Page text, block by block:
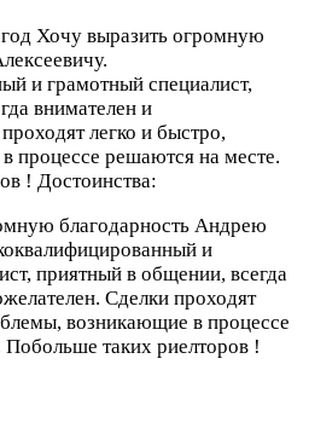
Хочу выразить огромную
и грамотный специалист,
внимателен и
легко и быстро,
процессе решаются на месте.
! Достоинства:
благодарность Андрею
и
приятный в общении, всегда
Сделки проходят
возникающие в процессе
таких риелторов !